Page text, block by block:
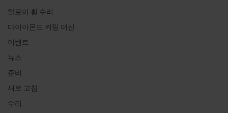
알로이 휠 수리
다이아몬드 커팅 머신
이벤트
뉴스
준비
새로 고침
수리